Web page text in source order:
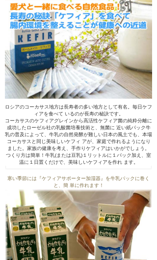
ロシアのコーカサス地方は長寿者の多い地方として有名。毎日ケフ
ィアを食べて いるのが長寿の秘訣です。
コーカサスのケフィアグレインから高活性ケフィア菌の純粋分離に
成功したローゼル社の乳酸菌培養技術と、無菌に 近い紙パック牛
乳の普及によって、牛乳の自然発酵が難しい日本の風土でも、本場
コーカサスと同じ美味しいケフィ アが、家庭で作れるようになり
ました。家族の健康を考え、手作りケフィアはいかがでしょう。
つくり方は簡単！牛乳(または豆乳)１リットルに１パック加え、室
温に１日置くだけで、美味しいケフィアを作れ ます。
寒い季節には『ケフィアサポーター加湿器』を牛乳パックに巻く
と、簡 単に作れます！